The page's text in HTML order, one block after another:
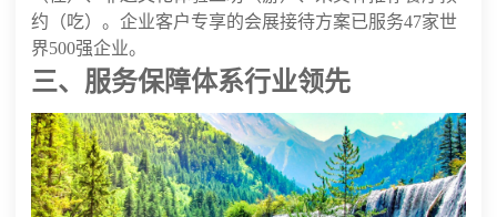
约（吃）。企业客户专享的会展接待方案已服务47家世
界500强企业。
三、服务保障体系行业领先